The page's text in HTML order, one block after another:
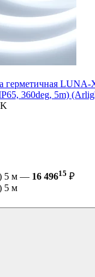
герметичная
360deg, 5m)
5 м — 16 49615 ₽
5 м